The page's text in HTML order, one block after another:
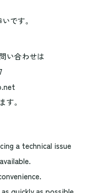
です。
い合わせは
す。
a technical issue